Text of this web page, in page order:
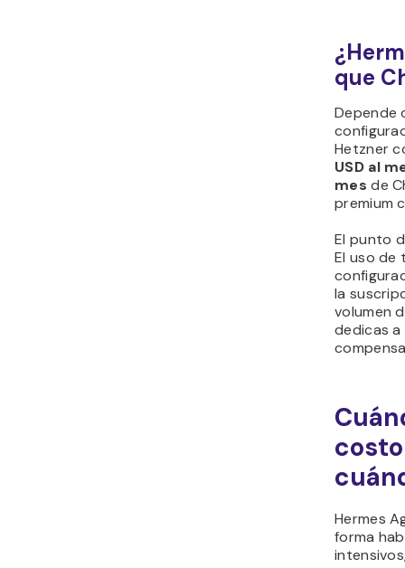
que
Depende
Hetzner
USD al
mes de
premium
El punto
El uso de
la
volumen
dedicas
Hermes
forma